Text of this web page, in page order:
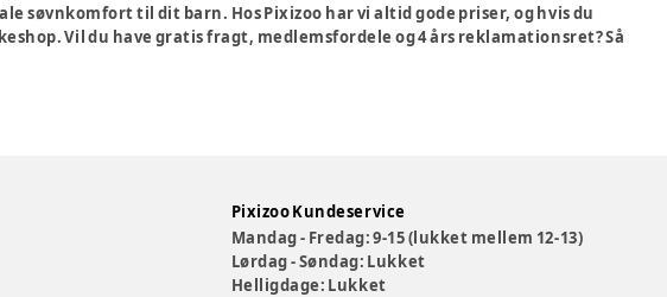
søvnkomfort til dit barn. Hos Pixizoo har vi altid gode priser, og hvis du
Vil du have gratis fragt, medlemsfordele og 4 års reklamationsret? Så
Pixizoo Kundeservice
Mandag - Fredag: 9-15 (lukket mellem 12-13)
Lørdag - Søndag: Lukket
Helligdage: Lukket